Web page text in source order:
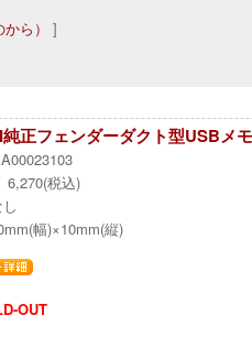
ら）
]
正フェンダーダクト型USBメ
6,270(税込)
幅)×10mm(縦)
OUT